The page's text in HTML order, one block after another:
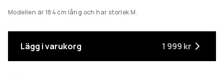
Modellen är 184 cm lång och har storlek M.
Lägg i varukorg 1 999 kr